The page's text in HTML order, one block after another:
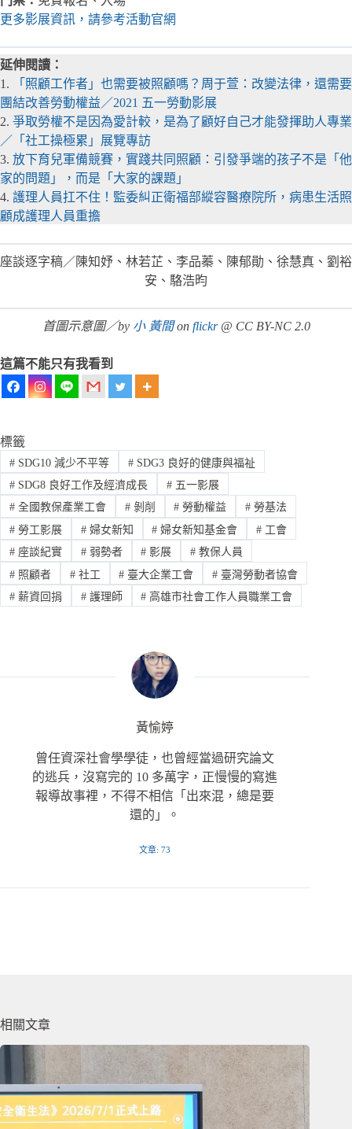
更多影展資訊，請參考活動官網
延伸閱讀：
1.
「照顧工作者」也需要被照顧嗎？周于萱：改變法律，還需要
團結改善勞動權益／2021 五一勞動影展
2. 爭取勞權不是因為愛計較，是為了顧好自己才能發揮助人專業
／「社工操極累」展覽專訪
3. 放下育兒軍備競賽，實踐共同照顧：引發爭端的孩子不是「他
家的問題」，而是「大家的課題」
4. 護理人員扛不住！監委糾正衛福部縱容醫療院所，病患生活照
顧成護理人員重擔
座談逐字稿／陳知妤、林若芷、李品蓁、陳郁勛、徐慧真、劉裕
安、駱浩昀
首圖示意圖／by 小 黃間onflickr@ CC BY-NC 2.0
這篇不能只有我看到
標籤
#SDG10 減少不平等 #SDG3 良好的健康與福祉
#SDG8 良好工作及經濟成長 #五一影展
#全國教保產業工會 #剝削 # 勞動權益 # 勞基法
#勞工影展 #婦女新知 # 婦女新知基金會 # 工會
#座談紀實 #弱勢者 # 影展 # 教保人員
#照顧者 #社工 # 臺大企業工會 # 臺灣勞動者協會
#薪資回捐 #護理師 # 高雄市社會工作人員職業工會
黃愉婷
曾任資深社會學學徒，也曾經當過研究論文
的逃兵，沒寫完的 10 多萬字，正慢慢的寫進
報導故事裡，不得不相信「出來混，總是要
還的」。
文章: 73
相關文章